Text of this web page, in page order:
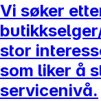
Vi søker
stor
som liker å
servicenivå.